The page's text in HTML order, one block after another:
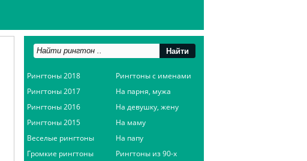
Рингтоны 2018
Рингтоны 2017
Рингтоны 2016
Рингтоны 2015
Веселые рингтоны
Громкие рингтоны
Рингтоны с именами
На парня, мужа
На девушку, жену
На маму
На папу
Рингтоны из 90-х